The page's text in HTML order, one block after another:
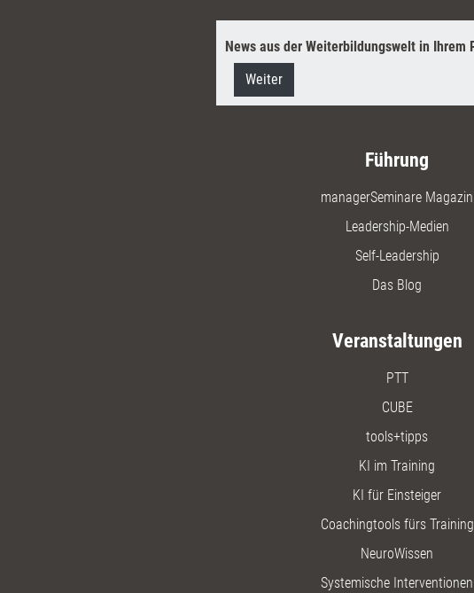
News aus der Weiterbildungswelt in Ihrem
Weiter
Führung
managerSeminare Magazin
Leadership-Medien
Self-Leadership
Das Blog
Veranstaltungen
PTT
CUBE
tools+tipps
KI im Training
KI für Einsteiger
Coachingtools fürs Training
NeuroWissen
Systemische Interventionen